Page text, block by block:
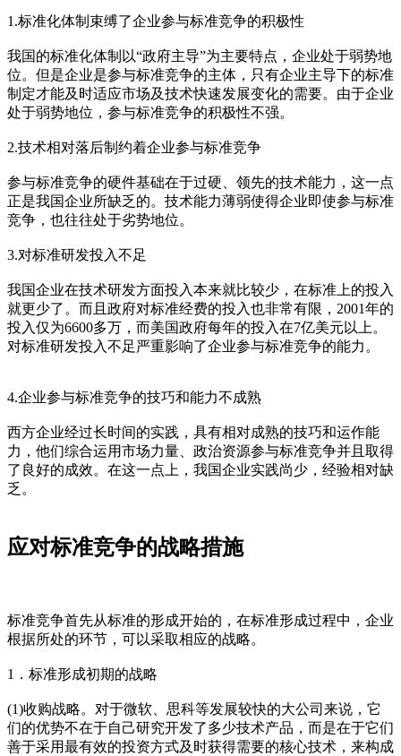
1.标准化体制束缚了企业参与标准竞争的积极性
我国的标准化体制以“政府主导”为主要特点，企业处于弱势地
位。但是企业是参与标准竞争的主体，只有企业主导下的标准
制定才能及时适应市场及技术快速发展变化的需要。由于企业
处于弱势地位，参与标准竞争的积极性不强。
2.技术相对落后制约着企业参与标准竞争
参与标准竞争的硬件基础在于过硬、领先的技术能力，这一点
正是我国企业所缺乏的。技术能力薄弱使得企业即使参与标准
竞争，也往往处于劣势地位。
3.对标准研发投入不足
我国企业在技术研发方面投入本来就比较少，在标准上的投入
就更少了。而且政府对标准经费的投入也非常有限，2001年的
投入仅为6600多万，而美国政府每年的投入在7亿美元以上。
对标准研发投入不足严重影响了企业参与标准竞争的能力。
4.企业参与标准竞争的技巧和能力不成熟
西方企业经过长时间的实践，具有相对成熟的技巧和运作能
力，他们综合运用市场力量、政治资源参与标准竞争并且取得
了良好的成效。在这一点上，我国企业实践尚少，经验相对缺
乏。
应对标准竞争的战略措施
标准竞争首先从标准的形成开始的，在标准形成过程中，企业
根据所处的环节，可以采取相应的战略。
1．标准形成初期的战略
(1)收购战略。对于微软、思科等发展较快的大公司来说，它
们的优势不在于自己研究开发了多少技术产品，而是在于它们
善于采用最有效的投资方式及时获得需要的核心技术，来构成